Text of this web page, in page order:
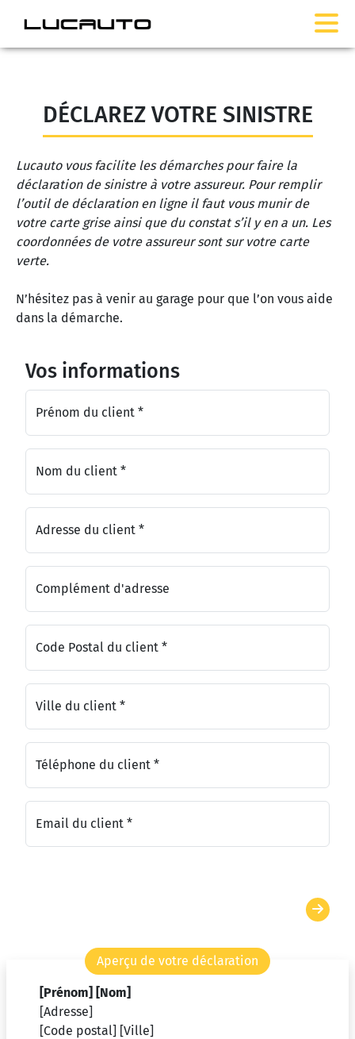
DÉCLAREZ VOTRE SINISTRE
Lucauto vous facilite les démarches pour faire la
déclaration de sinistre à votre assureur. Pour remplir
l’outil de déclaration en ligne il faut vous munir de
votre carte grise ainsi que du constat s’il y en a un. Les
coordonnées de votre assureur sont sur votre carte
verte.
N’hésitez pas à venir au garage pour que l’on vous aide
dans la démarche.
Vos informations
Prénom du client *
Nom du client *
Adresse du client *
Complément d'adresse
Code Postal du client *
Ville du client *
Téléphone du client *
Email du client *
Aperçu de votre déclaration
[Prénom] [Nom]
[Adresse]
[Code postal] [Ville]